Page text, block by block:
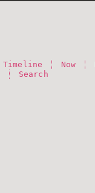
Timeline Now
Search